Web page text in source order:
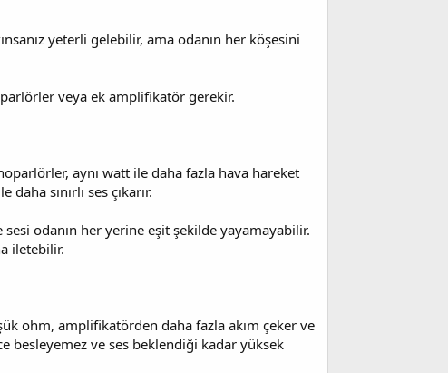
yeterli gelebilir, ama odanın her köşesini
veya ek amplifikatör gerekir.
aynı watt ile daha fazla hava hareket
sınırlı ses çıkarır.
odanın her yerine eşit şekilde yayamayabilir.
iletebilir.
ohm, amplifikatörden daha fazla akım çeker ve
besleyemez ve ses beklendiği kadar yüksek